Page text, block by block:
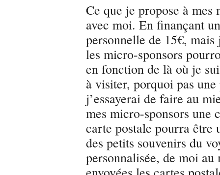
Ce que je propose à mes
avec moi. En finançant
personnelle de 15€, mais
les micro-sponsors
en fonction de là où je
à visiter, porquoi pas
j’essayerai de faire au
mes micro-sponsors une
carte postale pourra être
des petits souvenirs du
personnalisée, de moi